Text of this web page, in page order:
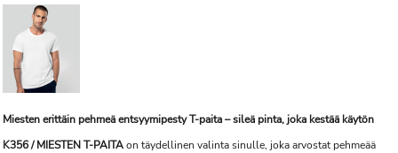
Miesten erittäin pehmeä entsyymipesty T-paita – sileä pinta, joka kestää käytön
K356 / MIESTEN T-PAITAon täydellinen valinta sinulle, joka arvostat pehmeää